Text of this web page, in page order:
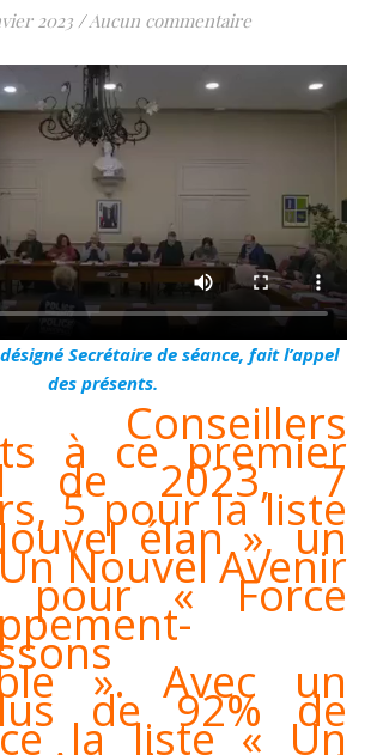
2023 /Aucun commentaire
Secrétaire de séance, fait l’appel
des présents.
à ce premier
de 2023, 7
5 pour la liste
élan », un
Nouvel Avenir
« Force
». Avec un
de 92% de
la liste « Un